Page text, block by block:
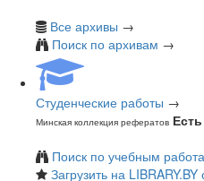
Все архивы →
Поиск по архивам →
Студенческие работы →
Минская коллекция рефератов
Поиск по учебным
Загрузить на LIBRARY.BY